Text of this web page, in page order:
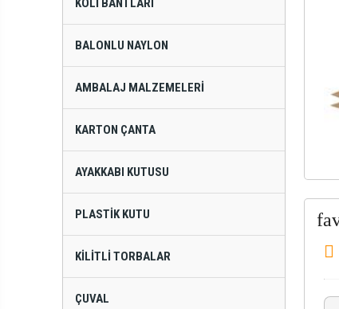
KOLI BANTLARI
BALONLU NAYLON
AMBALAJ MALZEMELERI
KARTON ÇANTA
AYAKKABI KUTUSU
PLASTIK KUTU
KILITLI TORBALAR
ÇUVAL